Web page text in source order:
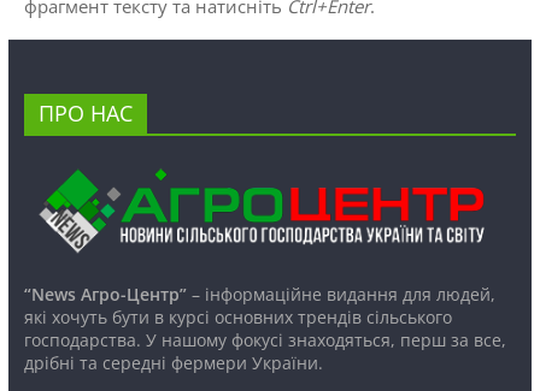
фрагмент тексту та натисніть Ctrl+Enter.
ПРО НАС
“News Агро-Центр”– інформаційне видання для людей,
які хочуть бути в курсі основних трендів сільського
господарства. У нашому фокусі знаходяться, перш за все,
дрібні та середні фермери України.